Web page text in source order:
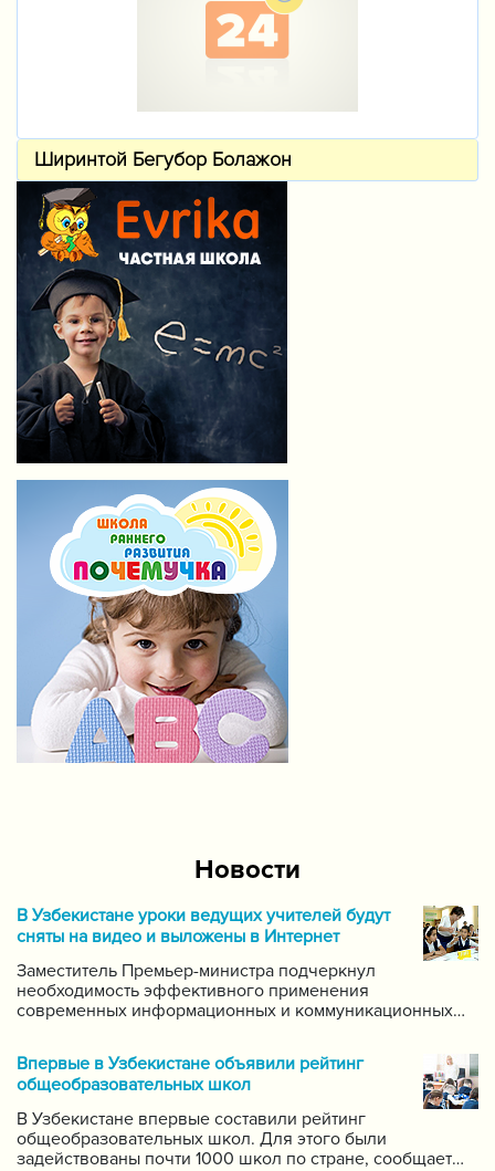
Ширинтой Бегубор Болажон
Новости
В Узбекистане уроки ведущих учителей будут
сняты на видео и выложены в Интернет
Заместитель Премьер-министра подчеркнул
необходимость эффективного применения
современных информационных и коммуникационных
систему для размещения в интернете видео-уроков
самых ведущих учителей по каждому предмету.
Впервые в Узбекистане объявили рейтинг
общеобразовательных школ
В Узбекистане впервые составили рейтинг
общеобразовательных школ. Для этого были
задействованы почти 1000 школ по стране, сообщает